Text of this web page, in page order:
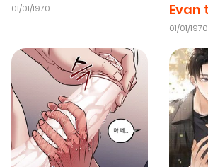
01/01/1970 Evan
01/01/1970